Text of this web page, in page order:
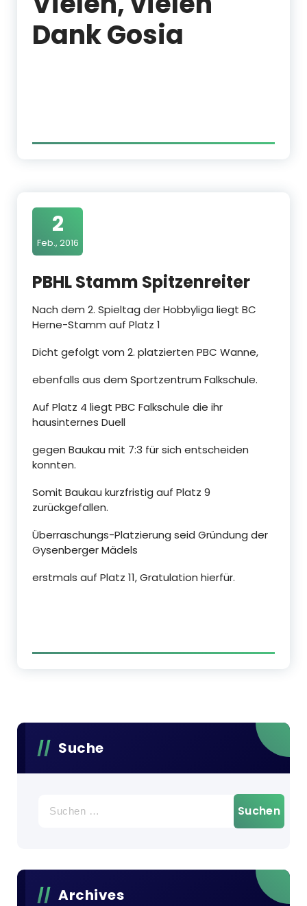
Dank Gosia
2
Feb., 2016
PBHL Stamm Spitzenreiter
Nach dem 2. Spieltag der Hobbyliga liegt BC
Herne-Stamm auf Platz 1
Dicht gefolgt vom 2. platzierten PBC Wanne,
ebenfalls aus dem Sportzentrum Falkschule.
Auf Platz 4 liegt PBC Falkschule die ihr
hausinternes Duell
gegen Baukau mit 7:3 für sich entscheiden
konnten.
Somit Baukau kurzfristig auf Platz 9
zurückgefallen.
Überraschungs-Platzierung seid Gründung der
Gysenberger Mädels
erstmals auf Platz 11, Gratulation hierfür.
Suche
nach:
Archives